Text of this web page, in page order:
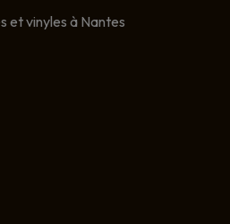
et vinyles à Nantes